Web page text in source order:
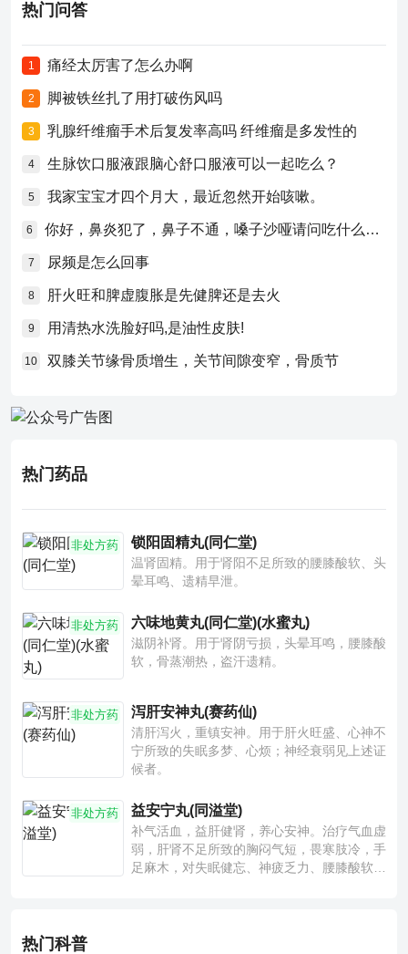
热门问答
1 痛经太厉害了怎么办啊
2 脚被铁丝扎了用打破伤风吗
3 乳腺纤维瘤手术后复发率高吗 纤维瘤是多发性的
4 生脉饮口服液跟脑心舒口服液可以一起吃么？
5 我家宝宝才四个月大，最近忽然开始咳嗽。
6 你好，鼻炎犯了，鼻子不通，嗓子沙哑请问吃什么药比较好？
7 尿频是怎么回事
8 肝火旺和脾虚腹胀是先健脾还是去火
9 用清热水洗脸好吗,是油性皮肤!
10 双膝关节缘骨质增生，关节间隙变窄，骨质节
热门药品
非处方药 锁阳固精丸(同仁堂)
温肾固精。用于肾阳不足所致的腰膝酸软、头
晕耳鸣、遗精早泄。
非处方药 六味地黄丸(同仁堂)(水蜜丸)
滋阴补肾。用于肾阴亏损，头晕耳鸣，腰膝酸
软，骨蒸潮热，盗汗遗精。
非处方药 泻肝安神丸(赛药仙)
清肝泻火，重镇安神。用于肝火旺盛、心神不
宁所致的失眠多梦、心烦；神经衰弱见上述证
候者。
非处方药 益安宁丸(同溢堂)
补气活血，益肝健肾，养心安神。治疗气血虚
弱，肝肾不足所致的胸闷气短，畏寒肢冷，手
足麻木，对失眠健忘、神疲乏力、腰膝酸软也
热门科普